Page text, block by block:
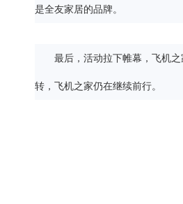
是全友家居的品牌。
最后，活动拉下帷幕，飞机
转，飞机之家仍在继续前行。